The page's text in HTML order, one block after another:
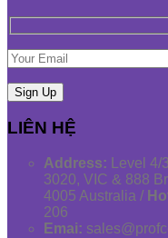
LIÊN HỆ
Address: Level
3020, VIC & 888
4005 Australia /
206
Emai: